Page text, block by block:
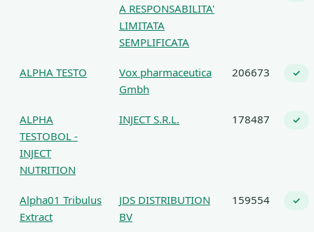
A RESPONSABILITA'
LIMITATA
SEMPLIFICATA
ALPHA TESTO
Vox pharmaceutica
Gmbh
206673 ✓
ALPHA
TESTOBOL -
INJECT
NUTRITION
INJECT S.R.L. 178487 ✓
Alpha01 Tribulus
Extract
JDS DISTRIBUTION
BV
159554 ✓